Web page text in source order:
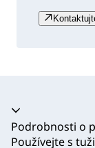
Akordeon se
Podrobnosti o
Používejte s